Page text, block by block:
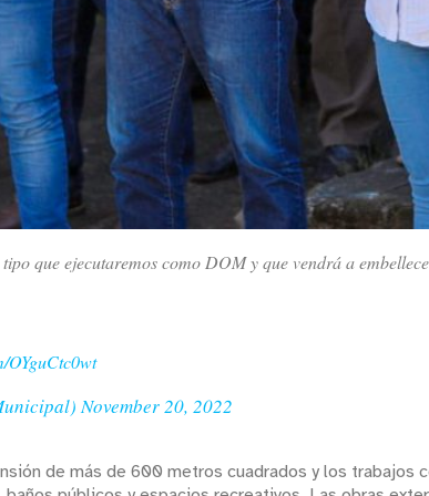
que ejecutaremos como DOM y que vendrá a
OYguCtc0wt
November 20, 2022
de más de 600 metros cuadrados y los trabajos